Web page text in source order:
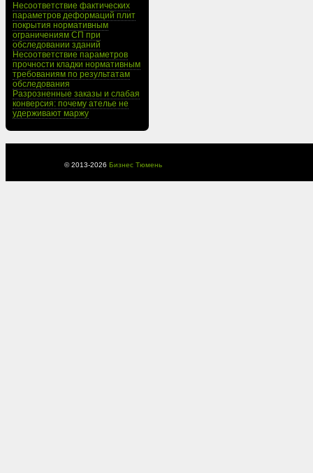
Несоответствие фактических
параметров деформаций плит
покрытия нормативным
ограничениям СП при
обследовании зданий
Несоответствие параметров
прочности кладки нормативным
требованиям по результатам
обследования
Разрозненные заказы и слабая
конверсия: почему ателье не
удерживают маржу
© 2013-2026 Бизнес Тюмень